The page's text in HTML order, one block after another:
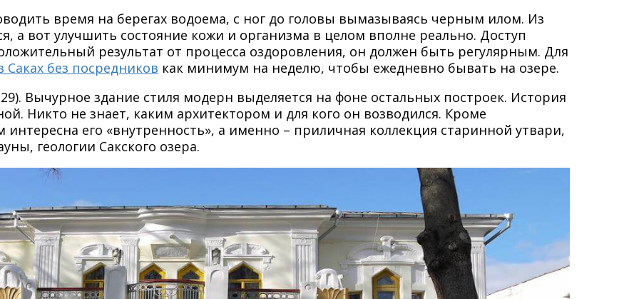
время на берегах водоема, с ног до головы вымазываясь черным илом. Из
а вот улучшить состояние кожи и организма в целом вполне реально. Доступ
результат от процесса оздоровления, он должен быть регулярным. Для
Саках без посредников как минимум на неделю, чтобы ежедневно бывать на озере.
Вычурное здание стиля модерн выделяется на фоне остальных построек. История
Никто не знает, каким архитектором и для кого он возводился. Кроме
его «внутренность», а именно – приличная коллекция старинной утвари,
геологии Сакского озера.